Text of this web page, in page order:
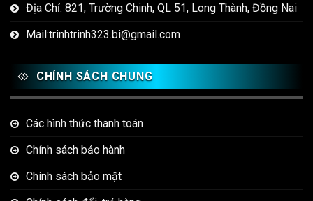
Địa Chỉ: 821, Trường Chinh, QL 51, Long Thành, Đồng Nai
Mail:trinhtrinh323.bi@gmail.com
CHÍNH SÁCH CHUNG
Các hình thức thanh toán
Chính sách bảo hành
Chính sách bảo mật